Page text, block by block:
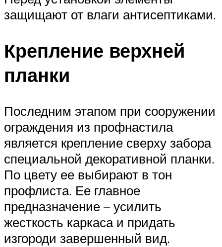
защищают от влаги антисептиками.
Крепление верхней
планки
Последним этапом при сооружении
ограждения из профнастила
является крепление сверху забора
специальной декоративной планки.
По цвету ее выбирают в тон
профлиста. Ее главное
предназначение – усилить
жесткость каркаса и придать
изгороди завершенный вид.